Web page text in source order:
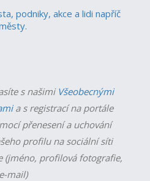
podniky, akce a lidi napříč
s našimi Všeobecnými
a s registrací na portále
přenesení a uchování
profilu na sociální síti
(jméno, profilová fotografie,
e-mail)